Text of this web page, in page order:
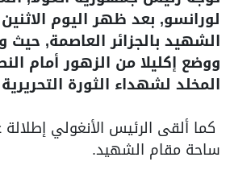
لورانسو, بعد ظهر اليوم
الشهيد بالجزائر العاصمة,
ووضع إكليلا من الزهور أمام
المخلد لشهداء الثورة
كما ألقى الرئيس الأنغولي إطلالة
ساحة مقام الشهيد.